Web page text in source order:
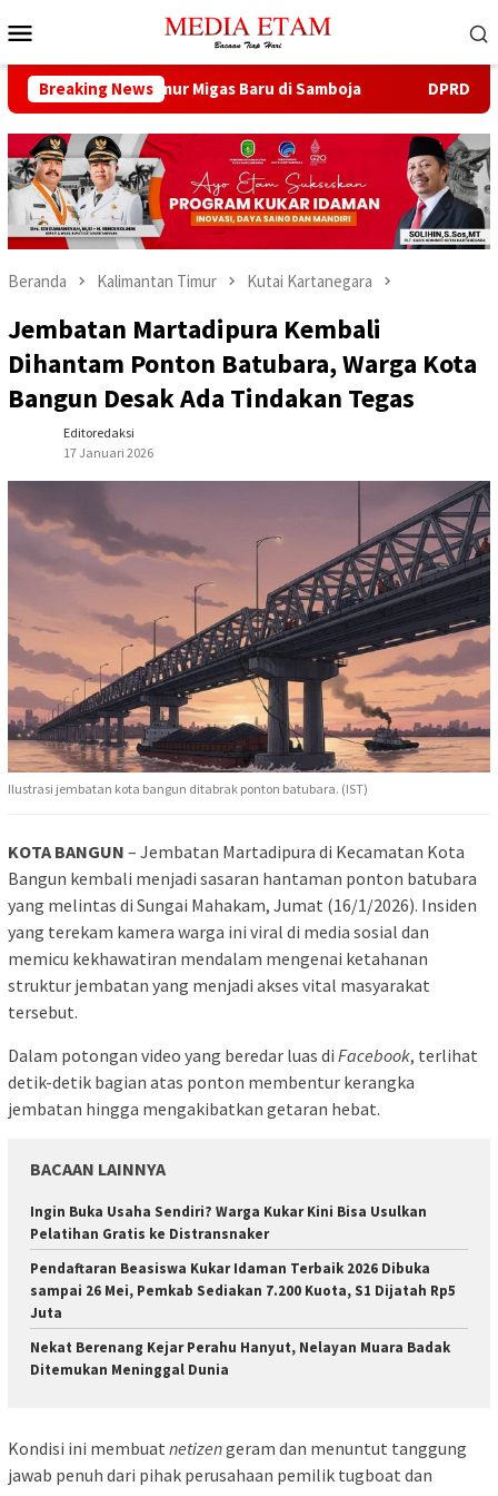
ke
Mobile
Breaking News
13 Sumur Migas Baru di Samboja DPRD
Beranda Kalimantan Timur Kutai Kartanegara
Jembatan Martadipura Kembali
Dihantam Ponton Batubara, Warga Kota
Bangun Desak Ada Tindakan Tegas
Editoredaksi
17 Januari 2026
Ilustrasi jembatan kota bangun ditabrak ponton batubara. (IST)
KOTA BANGUN – Jembatan Martadipura di Kecamatan Kota
Bangun kembali menjadi sasaran hantaman ponton batubara
yang melintas di Sungai Mahakam, Jumat (16/1/2026). Insiden
yang terekam kamera warga ini viral di media sosial dan
memicu kekhawatiran mendalam mengenai ketahanan
struktur jembatan yang menjadi akses vital masyarakat
tersebut.
Dalam potongan video yang beredar luas di Facebook, terlihat
detik-detik bagian atas ponton membentur kerangka
jembatan hingga mengakibatkan getaran hebat.
BACAAN LAINNYA
Ingin Buka Usaha Sendiri? Warga Kukar Kini Bisa Usulkan
Pelatihan Gratis ke Distransnaker
Pendaftaran Beasiswa Kukar Idaman Terbaik 2026 Dibuka
sampai 26 Mei, Pemkab Sediakan 7.200 Kuota, S1 Dijatah Rp5
Juta
Nekat Berenang Kejar Perahu Hanyut, Nelayan Muara Badak
Ditemukan Meninggal Dunia
Kondisi ini membuat netizengeram dan menuntut tanggung
jawab penuh dari pihak perusahaan pemilik tugboat dan